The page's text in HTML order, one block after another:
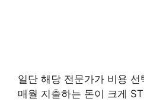
일단 해당 전문가가 비용 선
매월 지출하는 돈이 크게